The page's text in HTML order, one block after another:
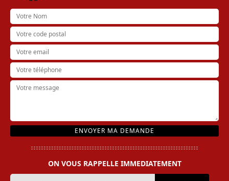
ON VOUS RAPPELLE IMMEDIATEMENT